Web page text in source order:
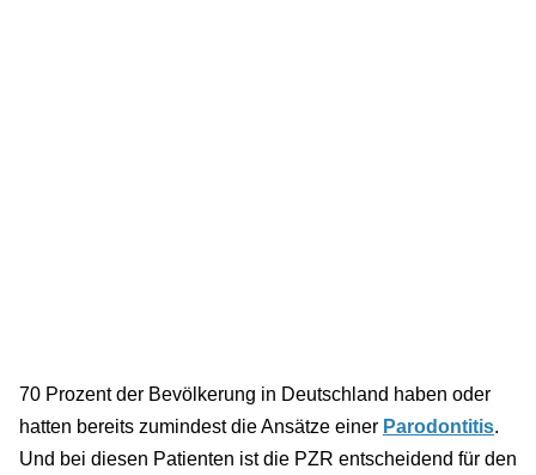
70 Prozent der Bevölkerung in Deutschland haben oder
hatten bereits zumindest die Ansätze einer Parodontitis.
Und bei diesen Patienten ist die PZR entscheidend für den